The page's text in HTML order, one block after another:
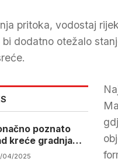
pritoka, vodostaj
dodatno otežalo
poznato
kreće gradnja
ceste kroz
04/2025